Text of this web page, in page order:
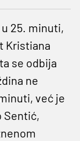
25. minuti,
Kristiana
se odbija
ne
već je
Sentić,